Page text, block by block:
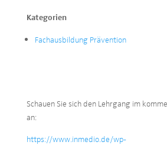
Kategorien
Fachausbildung Prävention
Schauen Sie sich den Lehrgang im
an:
https://www.inmedio.de/wp-